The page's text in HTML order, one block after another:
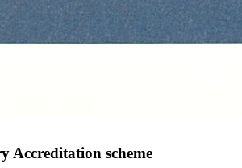
Accreditation scheme